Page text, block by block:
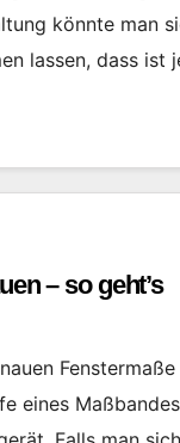
könnte man
lassen, dass ist
– so geht’s
eines